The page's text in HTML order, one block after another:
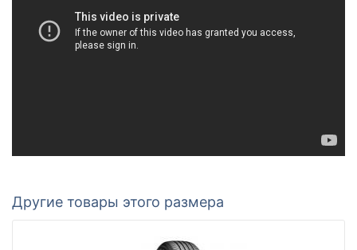
Другие товары этого размера